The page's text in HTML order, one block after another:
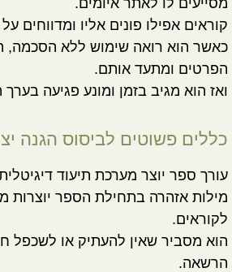
מסייעים לו לאתר איומים.
קוראים אפילו פונים אליו ומדווחים
כאשר הוא רואה שימוש ללא הסכמה,
הפרטים ומתעד אותם.
ואז הוא מגיב בזמן ומונע פגיעה
כללים פשוטים לביסוס הגנה
עורך ספר יוצר מערכת תיעוד
מילות אזהרה בתחילת הספר יוצרות
לקוראים.
הוא מסביר שאין להעתיק או לשכפל
הרשאה.